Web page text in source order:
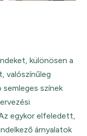
különösen a
valószínűleg
színek
egykor elfeledett,
árnyalatok